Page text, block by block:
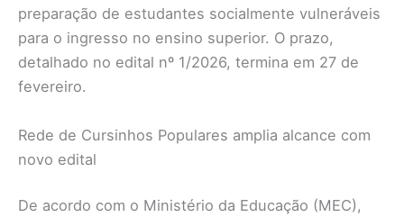
preparação de estudantes socialmente vulneráveis
para o ingresso no ensino superior. O prazo,
detalhado no edital nº 1/2026, termina em 27 de
fevereiro.
Rede de Cursinhos Populares amplia alcance com
novo edital
De acordo com o Ministério da Educação (MEC),